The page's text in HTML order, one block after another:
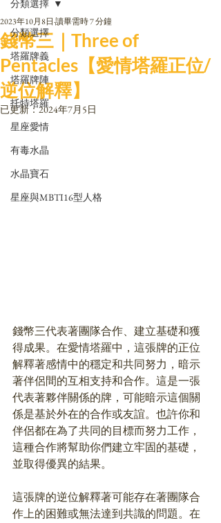
分類選擇
塔羅牌義
塔羅牌陣
托特塔羅
星座愛情
有毒水晶
水晶寶石
星座與MBTI16型人格
分類選擇
錢幣三｜Three of
Pentacles【愛情塔羅正位/
逆位解釋】
2023年10月8日 讀畢需時 7 分鐘
已更新：2024年7月5日
錢幣三代表著團隊合作、建立基礎和獲
得成果。在愛情塔羅中，這張牌的正位
解釋著感情中的穩定和共同努力，暗示
著伴侶間的互相支持和合作。這是一張
代表著夥伴關係的牌，可能暗示這個關
係是基於外在的合作或友誼。也許你和
伴侶都在為了共同的目標而努力工作，
這種合作將幫助你們建立牢固的基礎，
並取得優異的結果。
這張牌的逆位解釋著可能存在著團隊合
作上的困難或無法達到共識的問題。在